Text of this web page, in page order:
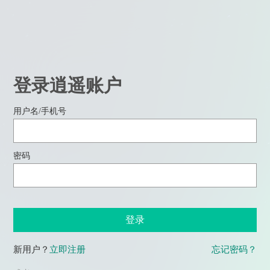
登录逍遥账户
用户名/手机号
密码
登录
新用户？ 立即注册 忘记密码？